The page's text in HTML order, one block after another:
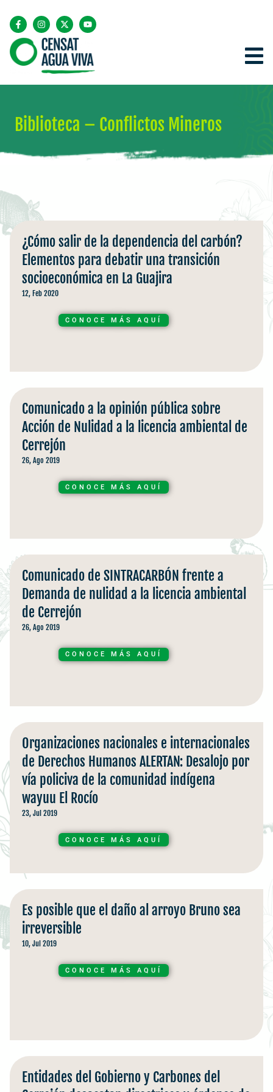
Biblioteca – Conflictos Mineros
¿Cómo salir de la dependencia del carbón?
Elementos para debatir una transición
socioeconómica en La Guajira
12, Feb 2020
CONOCE MÁS AQUÍ
Comunicado a la opinión pública sobre
Acción de Nulidad a la licencia ambiental de
Cerrejón
26, Ago 2019
CONOCE MÁS AQUÍ
Comunicado de SINTRACARBÓN frente a
Demanda de nulidad a la licencia ambiental
de Cerrejón
26, Ago 2019
CONOCE MÁS AQUÍ
Organizaciones nacionales e internacionales
de Derechos Humanos ALERTAN: Desalojo por
vía policiva de la comunidad indígena
wayuu El Rocío
23, Jul 2019
CONOCE MÁS AQUÍ
Es posible que el daño al arroyo Bruno sea
irreversible
10, Jul 2019
CONOCE MÁS AQUÍ
Entidades del Gobierno y Carbones del